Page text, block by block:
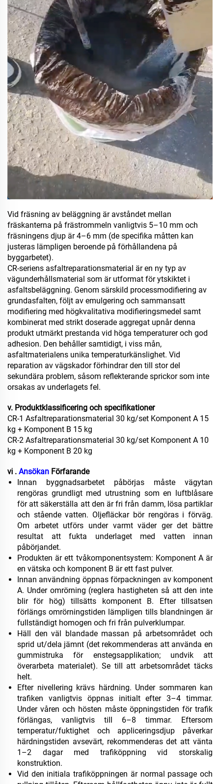
Vid fräsning av beläggning är avståndet mellan
fräskanterna på frästrommeln vanligtvis 5–10 mm och
fräsningens djup är 4–6 mm (de specifika måtten kan
justeras lämpligen beroende på förhållandena på
byggarbetet).
CR-seriens asfaltreparationsmaterial är en ny typ av
vägunderhållsmaterial som är utformat för ytskiktet i
asfaltsbeläggning. Genom särskild processmodifiering av
grundasfalten, följt av emulgering och sammansatt
modifiering med högkvalitativa modifieringsmedel samt
kombinerat med strikt doserade aggregat upnår denna
produkt utmärkt prestanda vid höga temperaturer och god
adhesion. Den behåller samtidigt, i viss mån,
asfaltmaterialens unika temperaturkänslighet. Vid
reparation av vägskador förhindrar den till stor del
sekundära problem, såsom reflekterande sprickor som inte
orsakas av underlagets fel.
v. Produktklassificering och specifikationer
CR-1 Asfaltreparationsmaterial 30 kg/set Komponent A 15
kg + Komponent B 15 kg
CR-2 Asfaltreparationsmaterial 30 kg/set Komponent A 10
kg + Komponent B 20 kg
ⅵ . Ansökan Förfarande
Innan byggnadsarbetet påbörjas måste vägytan
rengöras grundligt med utrustning som en luftblåsare
för att säkerställa att den är fri från damm, lösa partiklar
och stående vatten. Oljefläckar bör rengöras i förväg.
Om arbetet utförs under varmt väder ger det bättre
resultat att fukta underlaget med vatten innan
påbörjandet.
Produkten är ett tvåkomponentsystem: Komponent A är
en vätska och komponent B är ett fast pulver.
Innan användning öppnas förpackningen av komponent
A. Under omrörning (reglera hastigheten så att den inte
blir för hög) tillsätts komponent B. Efter tillsatsen
förlängs omrörningstiden lämpligen tills blandningen är
fullständigt homogen och fri från pulverklumpar.
Häll den väl blandade massan på arbetsområdet och
sprid ut/dela jämnt (det rekommenderas att använda en
gummistruka för enstegsapplikation; undvik att
överarbeta materialet). Se till att arbetsområdet täcks
helt.
Efter nivellering krävs härdning. Under sommaren kan
trafiken vanligtvis öppnas initialt efter 3–4 timmar.
Under våren och hösten måste öppningstiden för trafik
förlängas, vanligtvis till 6–8 timmar. Eftersom
temperatur/fuktighet och appliceringsdjup påverkar
härdningstiden avsevärt, rekommenderas det att vänta
1–2 dagar med trafiköppning vid storskalig
konstruktion.
Vid den initiala trafiköppningen är normal passage och